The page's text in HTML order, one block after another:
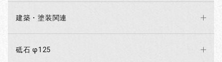
建築・塗装関連
砥石 φ125